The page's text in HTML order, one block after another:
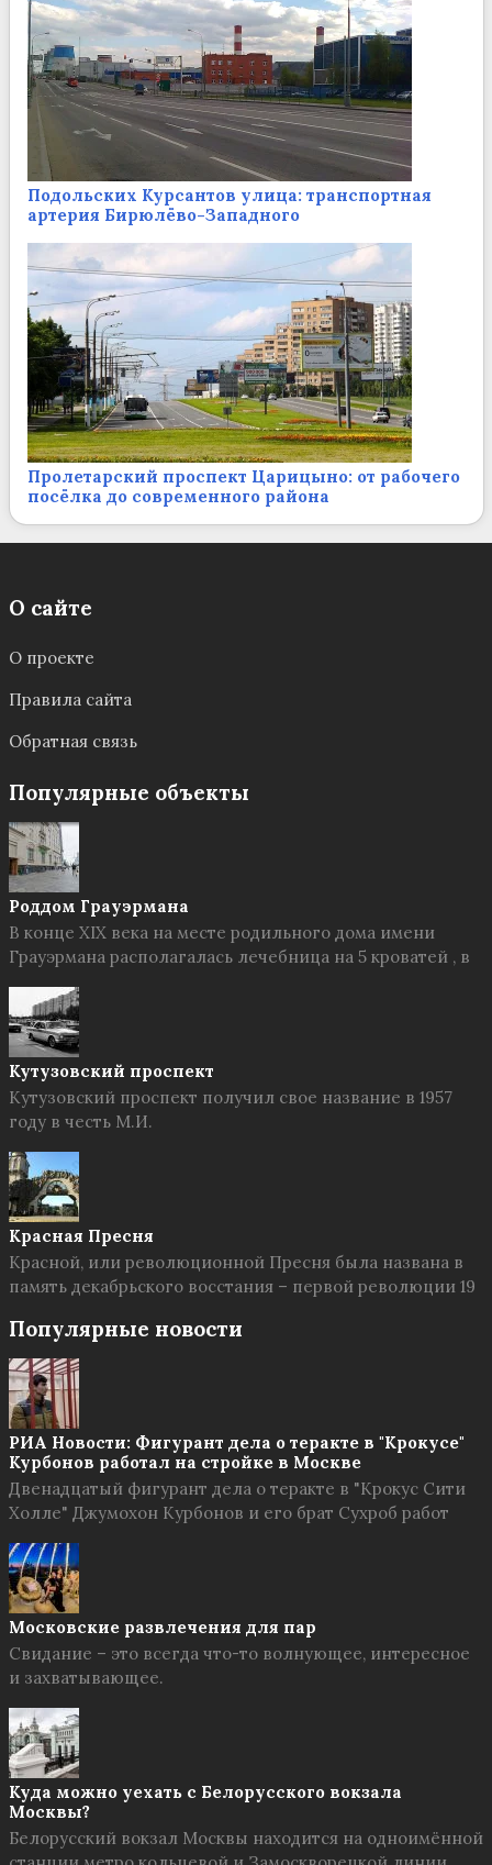
Подольских Курсантов улица: транспортная
артерия Бирюлёво-Западного
Пролетарский проспект Царицыно: от рабочего
посёлка до современного района
О сайте
О проекте
Правила сайта
Обратная связь
Популярные объекты
Роддом Грауэрмана
В конце XIX века на месте родильного дома имени
Грауэрмана располагалась лечебница на 5 кроватей , в
Кутузовский проспект
Кутузовский проспект получил свое название в 1957
году в честь М.И.
Красная Пресня
Красной, или революционной Пресня была названа в
память декабрьского восстания – первой революции 19
Популярные новости
РИА Новости: Фигурант дела о теракте в "Крокусе"
Курбонов работал на стройке в Москве
Двенадцатый фигурант дела о теракте в "Крокус Сити
Холле" Джумохон Курбонов и его брат Сухроб работ
Московские развлечения для пар
Свидание – это всегда что-то волнующее, интересное
и захватывающее.
Куда можно уехать с Белорусского вокзала
Москвы?
Белорусский вокзал Москвы находится на одноимённой